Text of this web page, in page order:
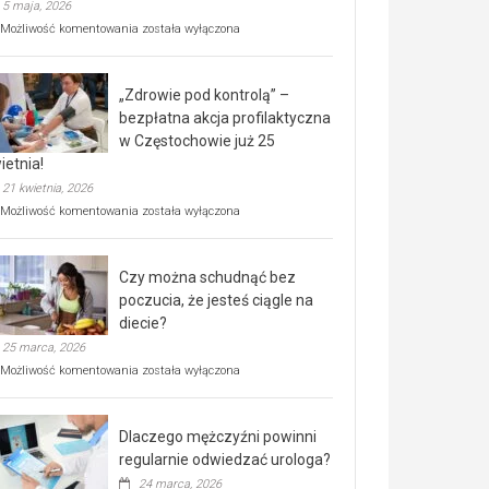
5 maja, 2026
Możliwość komentowania Rusza
rehabilitacji
dla
seniorów!
została wyłączona
„Zdrowie pod kontrolą” –
bezpłatna akcja profilaktyczna
w Częstochowie już 25
21 kwietnia, 2026
Możliwość komentowania „Zdrowie
bezpłatna
akcja
profilaktyczna
w
już
kwietnia!
została wyłączona
Czy można schudnąć bez
poczucia, że jesteś ciągle na
diecie?
25 marca, 2026
Możliwość komentowania Czy
poczucia,
że
została wyłączona
Dlaczego mężczyźni powinni
regularnie odwiedzać urologa?
24 marca, 2026